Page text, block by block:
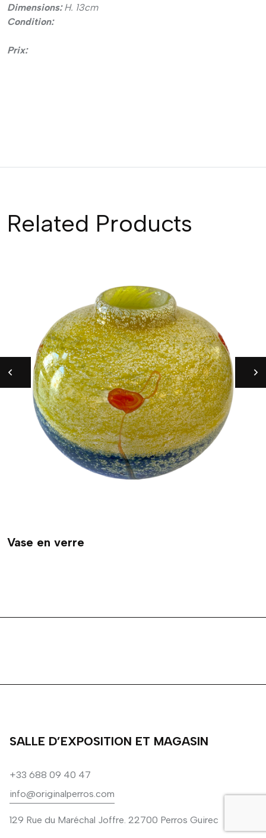
Dimensions:H. 13cm
Condition:
Prix:
Related Products
Vase en verre
SALLE D’EXPOSITION ET MAGASIN
+33 688 09 40 47
info@originalperros.com
129 Rue du Maréchal Joffre. 22700 Perros Guirec